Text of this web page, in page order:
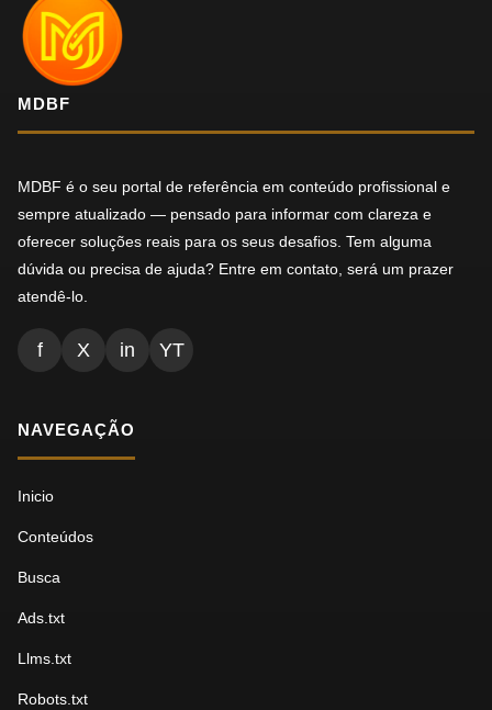
MDBF
MDBF é o seu portal de referência em conteúdo profissional e
sempre atualizado — pensado para informar com clareza e
oferecer soluções reais para os seus desafios. Tem alguma
dúvida ou precisa de ajuda? Entre em contato, será um prazer
atendê-lo.
f X in YT
NAVEGAÇÃO
Inicio
Conteúdos
Busca
Ads.txt
Llms.txt
Robots.txt